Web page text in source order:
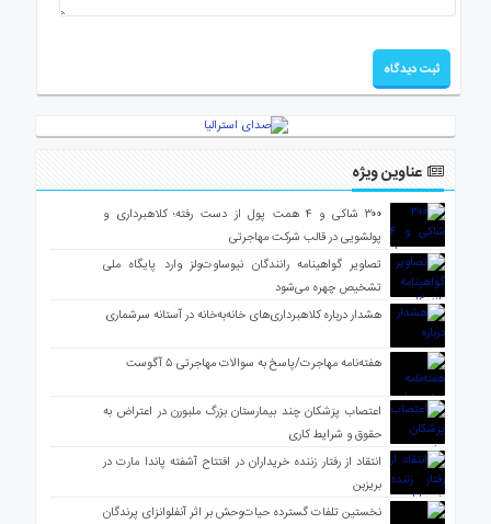
عناوین ویژه
۳۰۰ شاکی و ۴ همت پول از دست رفته؛ کلاهبرداری و
پولشویی در قالب شرکت مهاجرتی
تصاویر گواهینامه رانندگان نیوساوت‌ولز وارد پایگاه ملی
تشخیص چهره می‌شود
هشدار درباره کلاهبرداری‌های خانه‌به‌خانه در آستانه سرشماری
هفته‌نامه مهاجرت/پاسخ به سوالات مهاجرتی ۵ آگوست
اعتصاب پزشکان چند بیمارستان بزرگ ملبورن در اعتراض به
حقوق و شرایط کاری
انتقاد از رفتار زننده خریداران در افتتاح آشفته پاندا مارت در
بریزبن
نخستین تلفات گسترده حیات‌وحش بر اثر آنفلوانزای پرندگان